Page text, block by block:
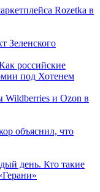
Rozetka в
Зеленского
российские
под Хотенем
Wildberries и Ozon в
объяснил, что
день. Кто такие